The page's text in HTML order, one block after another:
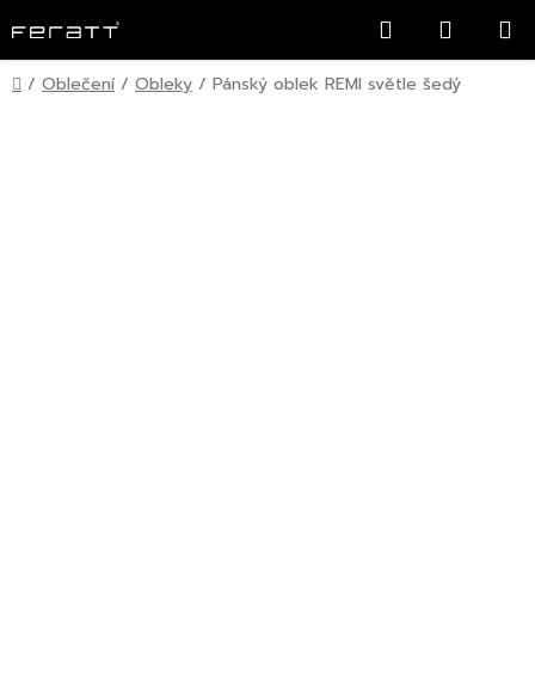
na
obsah
Hledat
KOŠÍK
Domů
/ Oblečení / Obleky / Pánský oblek REMI světle šedý